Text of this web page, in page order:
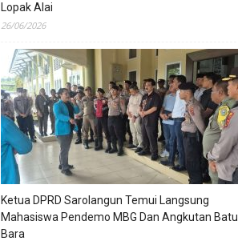
Lopak Alai
26/06/2026
Ketua DPRD Sarolangun Temui Langsung
Mahasiswa Pendemo MBG Dan Angkutan Batu
Bara